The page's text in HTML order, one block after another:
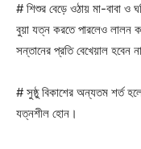
# শিশুর বেড়ে ওঠায় মা-বাবা ও
বুয়া যত্ন করতে পারলেও লালন
সন্তানের প্রতি বেখেয়াল হবেন
# সুষ্ঠু বিকাশের অন্যতম শর্ত
যত্নশীল হোন।